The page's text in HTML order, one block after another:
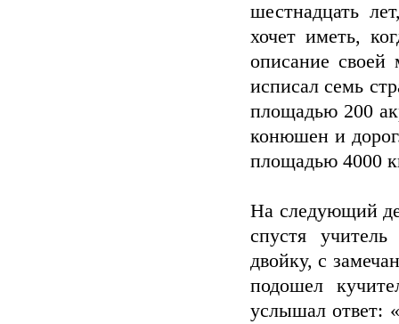
шестнадцать
хочет иметь,
описание
исписал семь
площадью 200
конюшен и
площадью 4000
На следующий
спустя
двойку, с
подошел
услышал ответ: